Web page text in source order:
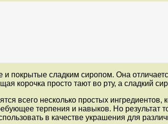
сладким сиропом. Она
корочка просто тают во рту, а сладкий
всего несколько простых
терпения и навыков. Но результат
в качестве украшения для